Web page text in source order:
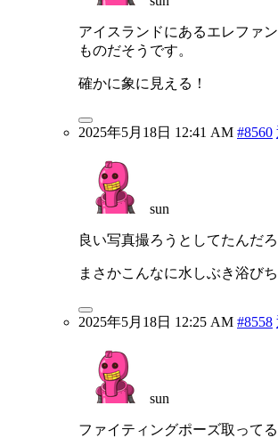
アイスランドにあるエレファ
ものだそうです。
確かに象に見える！
2025年5月18日 12:41 AM #8560
sun
良い写真撮ろうとしてたんだろ
まさかこんなに水しぶき浴び
2025年5月18日 12:25 AM #8558
sun
ファイティングポーズ取って